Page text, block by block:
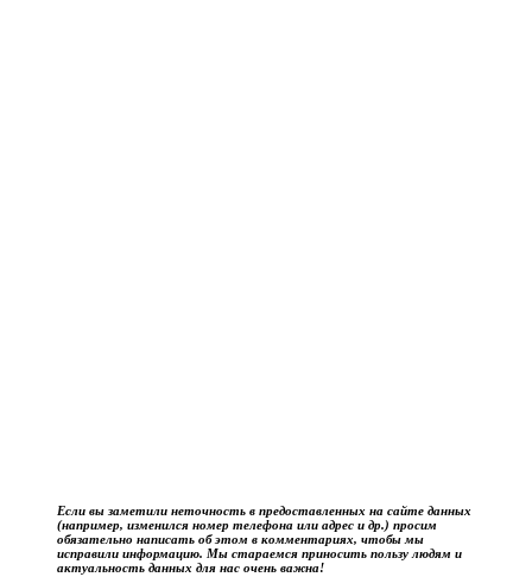
Если вы заметили неточность в предоставленных на сайте данных
(например, изменился номер телефона или адрес и др.) просим
обязательно написать об этом в комментариях, чтобы мы
исправили информацию. Мы стараемся приносить пользу людям и
актуальность данных для нас очень важна!